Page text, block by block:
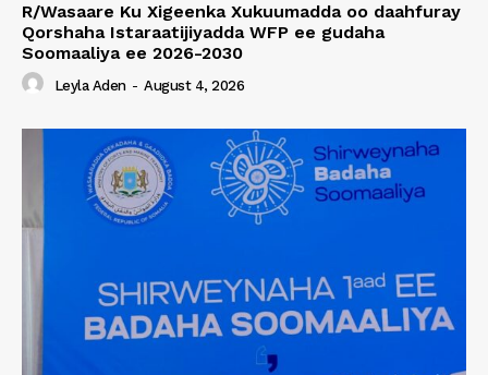
R/Wasaare Ku Xigeenka Xukuumadda oo daahfuray
Qorshaha Istaraatijiyadda WFP ee gudaha
Soomaaliya ee 2026-2030
Leyla Aden - August 4, 2026